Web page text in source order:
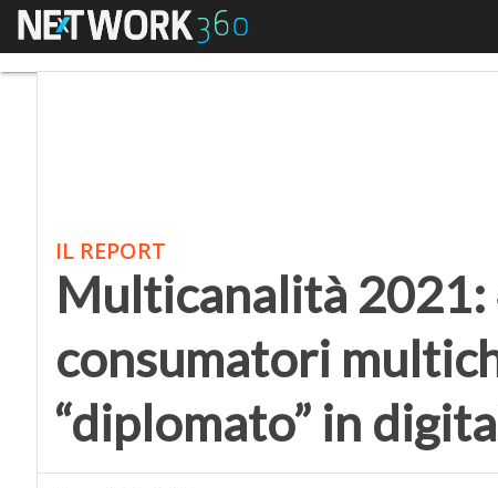
Menu
IL REPORT
Multicanalità
consumatori
“diplomato” in